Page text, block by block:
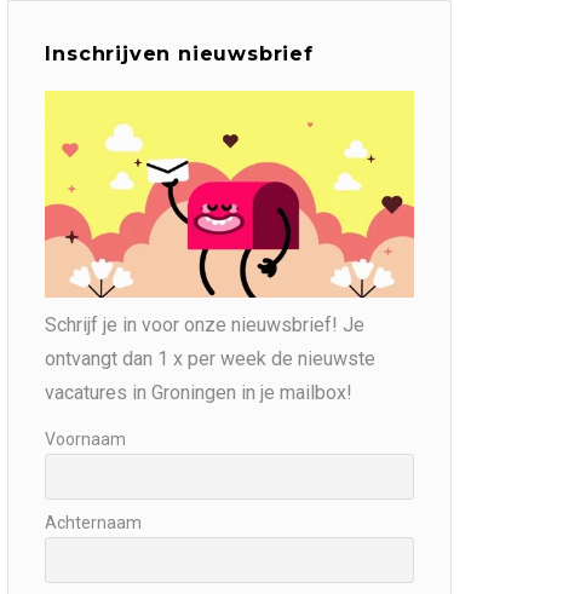
Inschrijven nieuwsbrief
Schrijf je in voor onze nieuwsbrief! Je
ontvangt dan 1 x per week de nieuwste
vacatures in Groningen in je mailbox!
Voornaam
Achternaam